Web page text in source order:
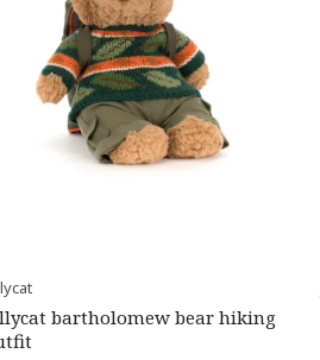
bartholomew bear hiking